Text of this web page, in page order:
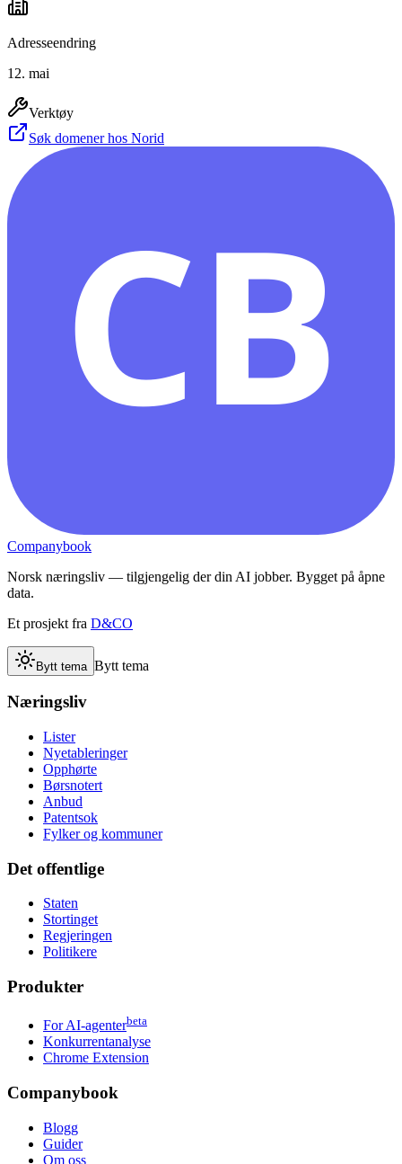
Adresseendring
12. mai
Verktøy
Søk domener hos Norid
CB
Companybook
Norsk næringsliv — tilgjengelig der din AI jobber. Bygget på åpne
data.
Et prosjekt fra D&CO
Bytt tema Bytt tema
Næringsliv
Lister
Nyetableringer
Opphørte
Børsnotert
Anbud
Patentsok
Fylker og kommuner
Det offentlige
Staten
Stortinget
Regjeringen
Politikere
Produkter
For AI-agenterbeta
Konkurrentanalyse
Chrome Extension
Companybook
Blogg
Guider
Om oss